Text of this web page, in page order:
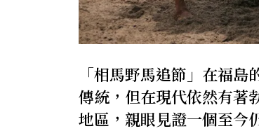
「相馬野馬追節」在福
傳統，但在現代依然有著
地區，親眼見證一個至今